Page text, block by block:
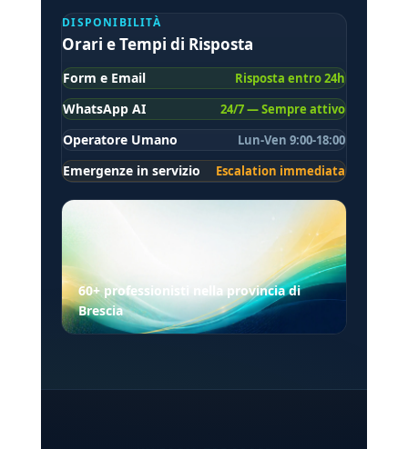
DISPONIBILITÀ
Orari e Tempi di Risposta
Form e Email Risposta entro 24h
WhatsApp AI 24/7 — Sempre attivo
Operatore Umano Lun-Ven 9:00-18:00
Emergenze in servizio Escalation immediata
60+ professionisti nella provincia di
Brescia